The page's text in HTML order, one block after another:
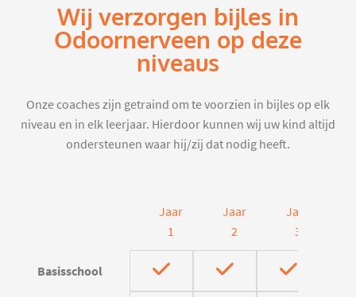
Wij verzorgen bijles in
Odoornerveen op deze
niveaus
Onze coaches zijn getraind om te voorzien in bijles op elk
niveau en in elk leerjaar. Hierdoor kunnen wij uw kind altijd
ondersteunen waar hij/zij dat nodig heeft.
Jaar
1
Jaar
2
Jaar
3
Basisschool